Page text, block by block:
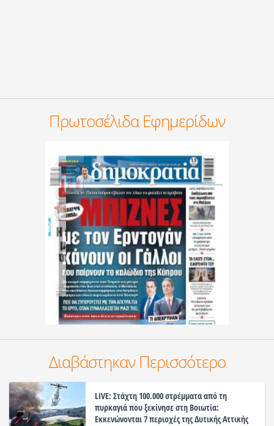
Πρωτοσέλιδα Εφημερίδων
Διαβάστηκαν Περισσότερο
LIVE: Στάχτη 100.000 στρέμματα από τη
πυρκαγιά που ξεκίνησε στη Βοιωτία:
Εκκενώνονται 7 περιοχές της Δυτικής Αττικής